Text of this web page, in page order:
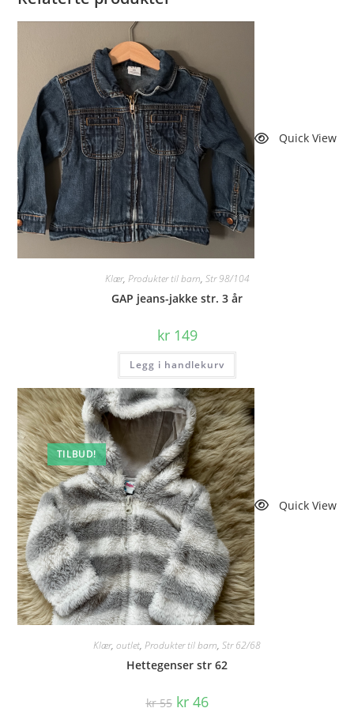
Quick View
Klær, Produkter til barn, Str 98/104
GAP jeans-jakke str. 3 år
kr149
Legg i handlekurv
TILBUD!
Quick View
Klær, outlet, Produkter til barn, Str 62/68
Hettegenser str 62
kr55 Opprinnelig
kr46Nåværende